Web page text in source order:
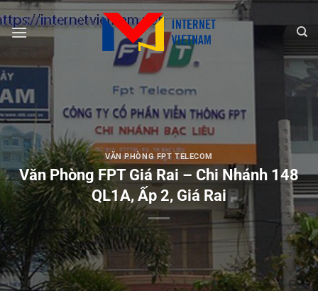
Chuyển
đến
dung
VĂN PHÒNG FPT TELECOM
Văn Phòng FPT Giá Rai – Chi Nhánh 148
QL1A, Ấp 2, Giá Rai